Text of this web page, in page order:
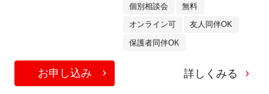
個別相談会 無料
オンライン可 友人同伴OK
保護者同伴OK
お申し込み 詳しくみる